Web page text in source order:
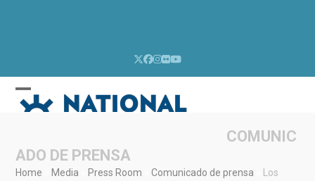
Twitter
Facebook
Instagram
FlickrYouTube
Open
mobile
Close
mobile
COMUNIC
ADO DE PRENSA
Home Media Press Room »Comunicado de prensa
Los